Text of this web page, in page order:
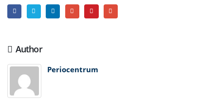
Author
Periocentrum